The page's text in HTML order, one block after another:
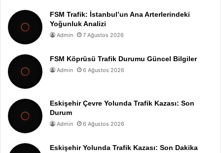
FSM Trafik: İstanbul’un Ana Arterlerindeki
Yoğunluk Analizi
Admin 7 Ağustos 2026
FSM Köprüsü Trafik Durumu Güncel Bilgiler
Admin 6 Ağustos 2026
Eskişehir Çevre Yolunda Trafik Kazası: Son
Durum
Admin 6 Ağustos 2026
Eskişehir Yolunda Trafik Kazası: Son Dakika